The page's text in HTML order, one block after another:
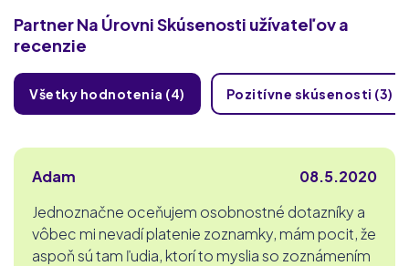
Partner Na ÚrovniSkúsenosti užívateľov a
recenzie
Všetky hodnotenia (4) Pozitívne skúsenosti (3)
Adam
08.5.2020
Jednoznačne oceňujem osobnostné dotazníky a
vôbec mi nevadí platenie zoznamky, mám pocit, že
aspoň sú tam ľudia, ktorí to myslia so zoznámením